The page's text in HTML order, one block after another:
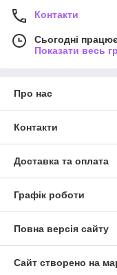
Контакти
Сьогодні
Показати весь
Про нас
Контакти
Доставка та оплата
Графік роботи
Повна версія сайту
Сайт створено на